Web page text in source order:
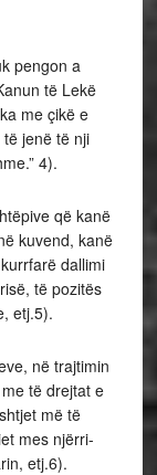
pengon a
të Lekë
me çikë e
jenë të nji
4).
që kanë
kuvend, kanë
dallimi
të pozitës
etj.5).
në trajtimin
të drejtat e
më të
mes njërri-
etj.6).